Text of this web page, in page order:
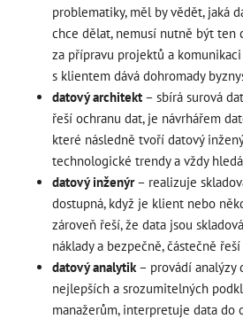
problematiky, měl by vědět, jaká
chce dělat, nemusí nutně být ten
za přípravu projektů a
s klientem dává dohromady
datový architekt– sbírá surová
řeší ochranu dat, je návrhářem
které následně tvoří datový
technologické trendy a vždy
datový inženýr– realizuje
dostupná, když je klient nebo
zároveň řeší, že data jsou
náklady a bezpečně, částečně
datový analytik– provádí analýzy
nejlepších a srozumitelných
manažerům, interpretuje data do